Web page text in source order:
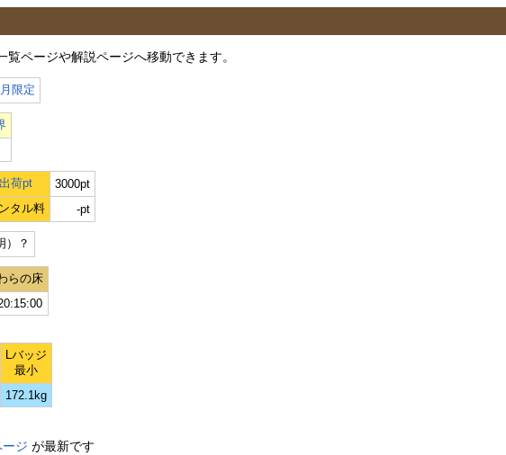
覧ページや解説ページへ移動できます。
限定
荷pt
3000pt
タル料 -pt
）？
らの床
Lバッジ
最小
172.1kg
ージ が最新です